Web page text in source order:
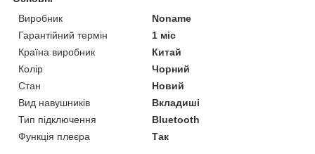
Виробник
Noname
Гарантійний термін
1 міс
Країна виробник
Китай
Колір
Чорний
Стан
Новий
Вид навушників
Вкладиші
Тип підключення
Bluetooth
Функція плеєра
Так